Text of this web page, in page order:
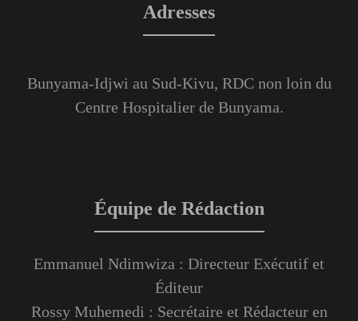
Adresses
Bunyama-Idjwi au Sud-Kivu, RDC non loin du
Centre Hospitalier de Bunyama.
Équipe de Rédaction
Emmanuel Ndimwiza : Directeur Exécutif et
Éditeur
Rossy Muhemedi : Secrétaire et Rédacteur en